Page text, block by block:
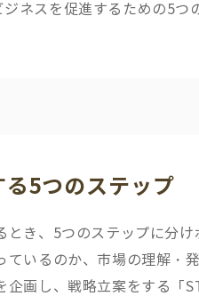
ネスを促進するための5つ
5つのステップ
き、5つのステップに分
いるのか、市場の理解・
画し、戦略立案をする「